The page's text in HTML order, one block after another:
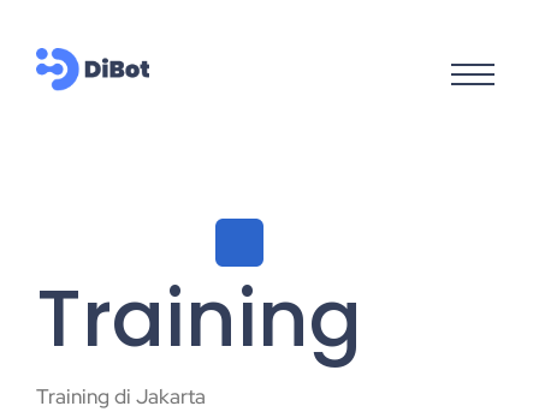
Training
Training di Jakarta